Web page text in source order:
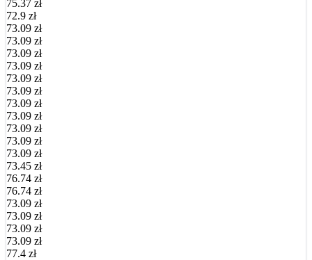
75.37 zł
72.9 zł
73.09 zł
73.09 zł
73.09 zł
73.09 zł
73.09 zł
73.09 zł
73.09 zł
73.09 zł
73.09 zł
73.09 zł
73.09 zł
73.45 zł
76.74 zł
76.74 zł
73.09 zł
73.09 zł
73.09 zł
73.09 zł
77.4 zł